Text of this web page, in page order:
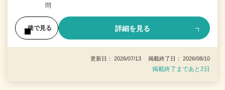
問
後で見る 詳細を見る
更新日： 2026/07/13 掲載終了日： 2026/08/10
掲載終了まであと2日